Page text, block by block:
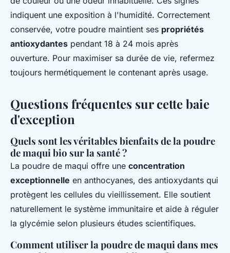
indiquent une exposition à l'humidité. Correctement
conservée, votre poudre maintient ses propriétés
antioxydantes pendant 18 à 24 mois après
ouverture. Pour maximiser sa durée de vie, refermez
toujours hermétiquement le contenant après usage.
Questions fréquentes sur cette baie
d'exception
Quels sont les véritables bienfaits de la poudre
de maqui bio sur la santé ?
La poudre de maqui offre une concentration
exceptionnelle en anthocyanes, des antioxydants qui
protègent les cellules du vieillissement. Elle soutient
naturellement le système immunitaire et aide à réguler
la glycémie selon plusieurs études scientifiques.
Comment utiliser la poudre de maqui dans mes